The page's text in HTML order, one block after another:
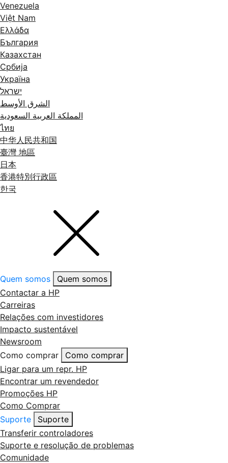
Venezuela
Việt Nam
Ελλάδα
България
Казахстан
Србија
Україна
ישראל
الشرق الأوسط
المملكة العربية السعودية
ไทย
中华人民共和国
臺灣 地區
日本
香港特別行政區
한국
Quem somos
Quem somos
Contactar a HP
Carreiras
Relações com investidores
Impacto sustentável
Newsroom
Como comprar
Como comprar
Ligar para um repr. HP
Encontrar um revendedor
Promoções HP
Como Comprar
Suporte
Suporte
Transferir controladores
Suporte e resolução de problemas
Comunidade